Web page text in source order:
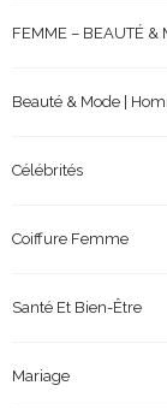
FEMME – BEAUTÉ &
Beauté & Mode |
Célébrités
Coiffure Femme
Santé Et Bien-Être
Mariage